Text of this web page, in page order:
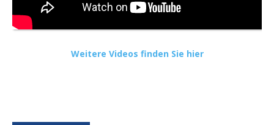
Weitere Videos finden Sie hier